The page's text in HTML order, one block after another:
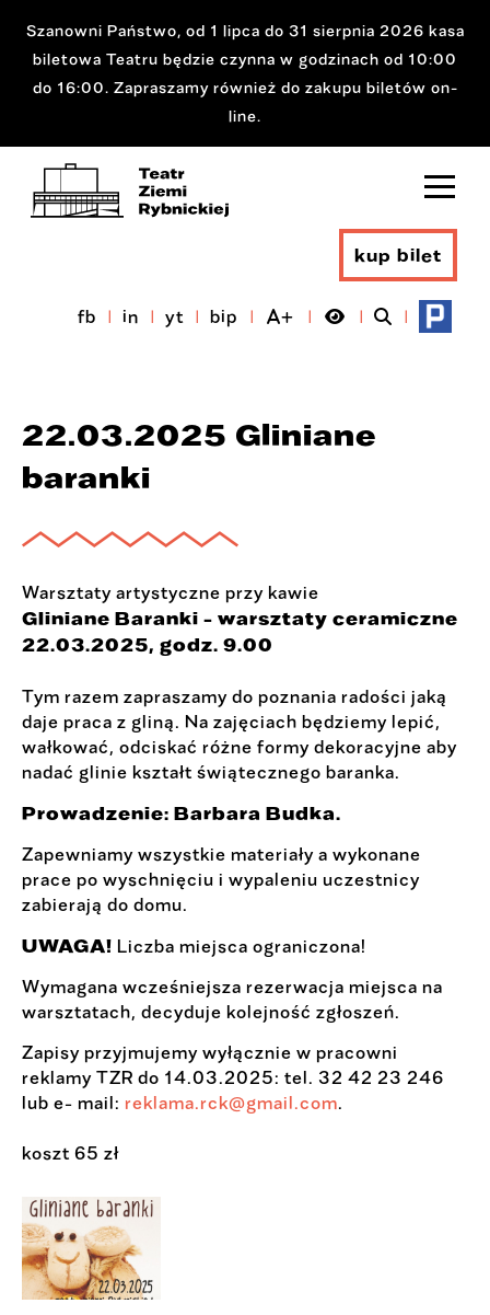
Szanowni Państwo, od 1 lipca do 31 sierpnia 2026 kasa
biletowa Teatru będzie czynna w godzinach od 10:00
do 16:00. Zapraszamy również do zakupu biletów on-
line.
kup bilet
fb in yt bip
22.03.2025 Gliniane
baranki
Warsztaty artystyczne przy kawie
Gliniane Baranki - warsztaty ceramiczne
22.03.2025, godz. 9.00
Tym razem zapraszamy do poznania radości jaką
daje praca z gliną. Na zajęciach będziemy lepić,
wałkować, odciskać różne formy dekoracyjne aby
nadać glinie kształt świątecznego baranka.
Prowadzenie: Barbara Budka.
Zapewniamy wszystkie materiały a wykonane
prace po wyschnięciu i wypaleniu uczestnicy
zabierają do domu.
UWAGA! Liczba miejsca ograniczona!
Wymagana wcześniejsza rezerwacja miejsca na
warsztatach, decyduje kolejność zgłoszeń.
Zapisy przyjmujemy wyłącznie w pracowni
reklamy TZR do 14.03.2025: tel. 32 42 23 246
lub e- mail: reklama.rck@gmail.com
koszt 65 zł